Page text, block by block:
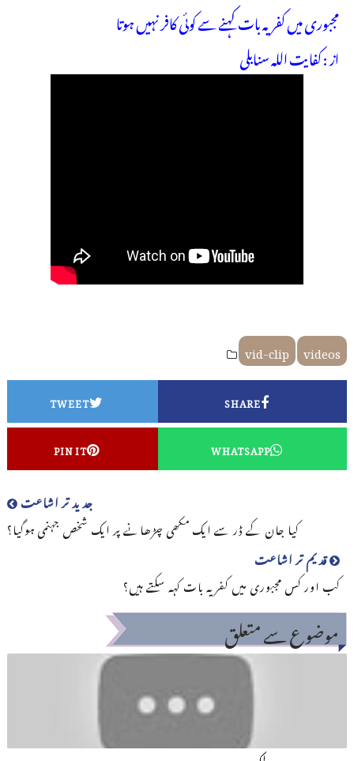
مجبوری میں کفریہ بات کہنے سے کوئی کافر نہیں ہوتا
از : کفایت اللہ سنابلی
vid-clip videos
TWEET
SHARE
PIN IT
WHATSAPP
جدید تر اشاعت
کیا جان کے ڈر سے ایک مکھی چڑھانے پر ایک شخص جہنمی ہوگیا؟
قدیم تر اشاعت
کب اور کس مجبوری میں کفریہ بات کہہ سکتے ہیں؟
موضوع سے متعلق